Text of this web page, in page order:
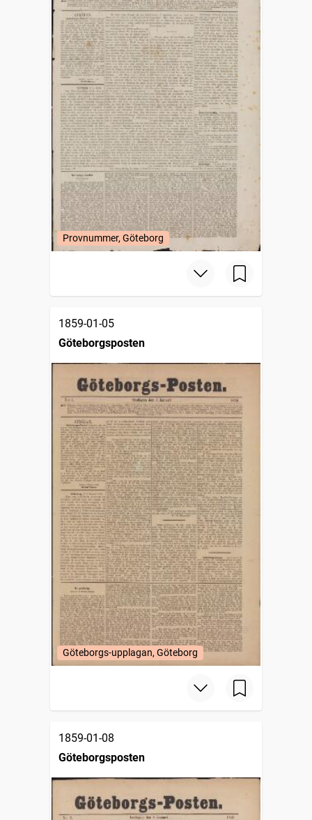
Provnummer, Göteborg
1859-01-05
Göteborgsposten
Göteborgs-upplagan, Göteborg
1859-01-08
Göteborgsposten